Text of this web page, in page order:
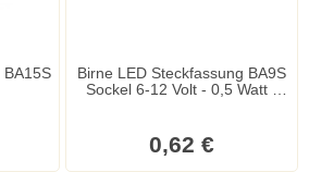
Birne LED Steckfassung BA9S
Sockel 6-12 Volt - 0,5 Watt -
0,62 €